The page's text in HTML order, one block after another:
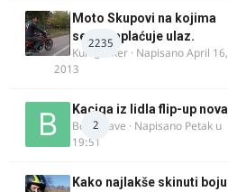
2235
Moto Skupovi na kojima
se ne naplaćuje ulaz.
Kum_Mixer · NapisanoApril 16,
2013
2
Kaciga iz lidla flip-up nova
Bor-i-slave · Napisano Petak u
19:51
Kako najlakše skinuti boju